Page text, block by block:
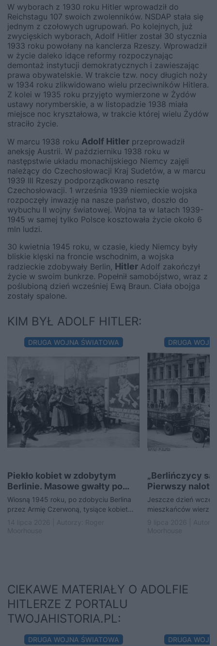
W wyborach z 1930 roku Hitler wprowadził do
Reichstagu 107 swoich zwolenników. NSDAP stała się
jednym z czołowych ugrupowań. Po kolejnych, już
zwycięskich wyborach, Adolf Hitler został 30 stycznia
1933 roku powołany na kanclerza Rzeszy. Wprowadził
w życie daleko idące reformy rozpoczynając
demontaż instytucji demokratycznych i zawieszając
prawa obywatelskie. W trakcie tzw. nocy długich noży
w 1934 roku zlikwidowano wielu przeciwników Hitlera.
Z kolei w 1935 roku przyjęto wymierzone w Żydów
ustawy norymberskie, a w listopadzie 1938 miała
miejsce noc kryształowa, w trakcie której wielu Żydów
straciło życie.
W marcu 1938 roku Adolf Hitler przeprowadził
aneksję Austrii. W październiku 1938 roku w
następstwie układu monachijskiego Niemcy zajęli
należący do Czechosłowacji Kraj Sudetów, a w marcu
1939 III Rzeszy podporządkowano resztę
Czechosłowacji. 1 września 1939 niemieckie wojska
rozpoczęły inwazję na nasze państwo, doszło do
wybuchu II wojny światowej. Wojna ta w latach 1939-
1945 w samej tylko Polsce kosztowała życie około 6
mln ludzi.
30 kwietnia 1945 roku, w czasie, kiedy Niemcy były
bliskie klęski na froncie wschodnim, a wojska
radzieckie zdobywały Berlin, Hitler Adolf zakończył
życie w swoim bunkrze. Popełnił samobójstwo, wraz z
poślubioną dzień wcześniej Ewą Braun. Ciała obojga
zostały spalone.
KIM BYŁ ADOLF HITLER:
DRUGA WOJNA ŚWIATOWA
Piekło kobiet w zdobytym
Berlinie. Masowe gwałty po
upadku III Rzeszy
Wiosną 1945 roku, po zdobyciu Berlina
przez Armię Czerwoną, tysiące kobiet
DRUGA
„Berlińczycy są
Pierwszy nalot,
wszystko
Jeszcze dzień
mieszkańców
CIEKAWE MATERIAŁY O ADOLFIE
HITLERZE Z PORTALU
TWOJAHISTORIA.PL:
DRUGA WOJNA ŚWIATOWA DRUGA